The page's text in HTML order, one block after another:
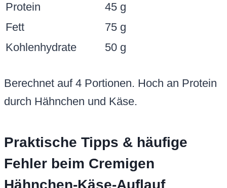
Protein
45 g
Fett
75 g
Kohlenhydrate
50 g
Berechnet auf 4 Portionen. Hoch an Protein
durch Hähnchen und Käse.
Praktische Tipps & häufige
Fehler beim Cremigen